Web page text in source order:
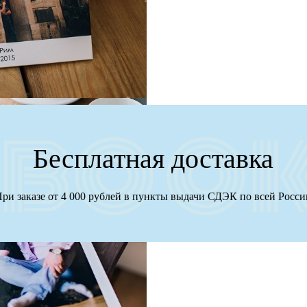
Бесплатная доставка
заказе от 4 000 рублей в пункты выдачи СДЭК по всей